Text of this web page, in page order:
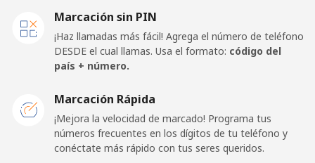
Línea fija ⁦35.5¢⁩
⁦34.5¢⁩ 28 min por ⁦$10⁩ ⁦11¢⁩
Línea fija ⁦1.5¢⁩ 665 min por ⁦$10⁩
⁦2.4¢⁩ 416 min por ⁦$10⁩
Marcación sin PIN
¡Haz llamadas más fácil! Agrega el número de teléfono
DESDE el cual llamas. Usa el formato: código del
país + número.
Marcación Rápida
¡Mejora la velocidad de marcado! Programa tus
números frecuentes en los dígitos de tu teléfono y
conéctate más rápido con tus seres queridos.